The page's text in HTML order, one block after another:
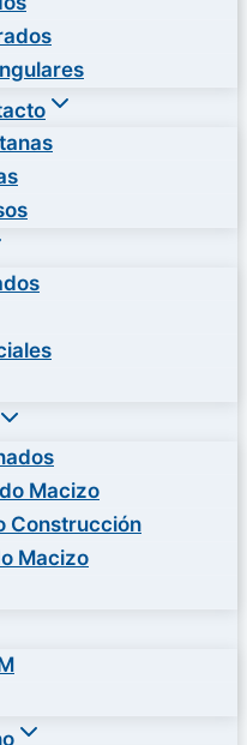
Macizo
Construcción
Macizo